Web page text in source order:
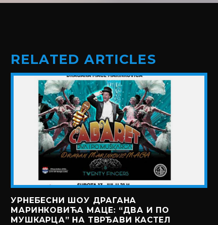
RELATED ARTICLES
УРНЕБЕСНИ ШОУ ДРАГАНА
МАРИНКОВИЋА МАЦЕ: “ДВА И ПО
МУШКАРЦА” НА ТВРЂАВИ КАСТЕЛ